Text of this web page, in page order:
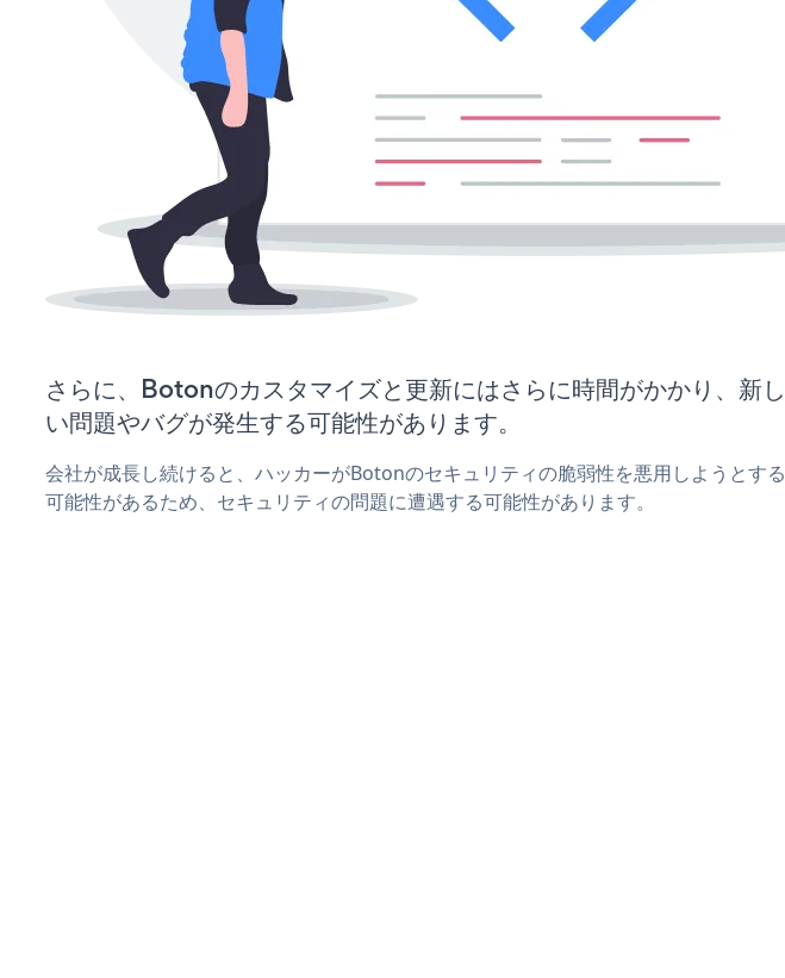
さらに、Botonのカスタマイズと更新にはさらに時間がかかり、新し
い問題やバグが発生する可能性があります。
会社が成長し続けると、ハッカーがBotonのセキュリティの脆弱性を悪用しようとする
可能性があるため、セキュリティの問題に遭遇する可能性があります。